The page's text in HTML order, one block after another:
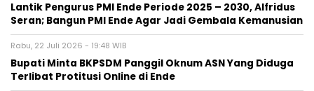
Lantik Pengurus PMI Ende Periode 2025 – 2030, Alfridus
Seran; Bangun PMI Ende Agar Jadi Gembala Kemanusian
Rabu, 22 Juli 2026 - 19:48 WIB
Bupati Minta BKPSDM Panggil Oknum ASN Yang Diduga
Terlibat Protitusi Online di Ende